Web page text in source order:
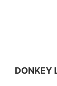
DONKEY